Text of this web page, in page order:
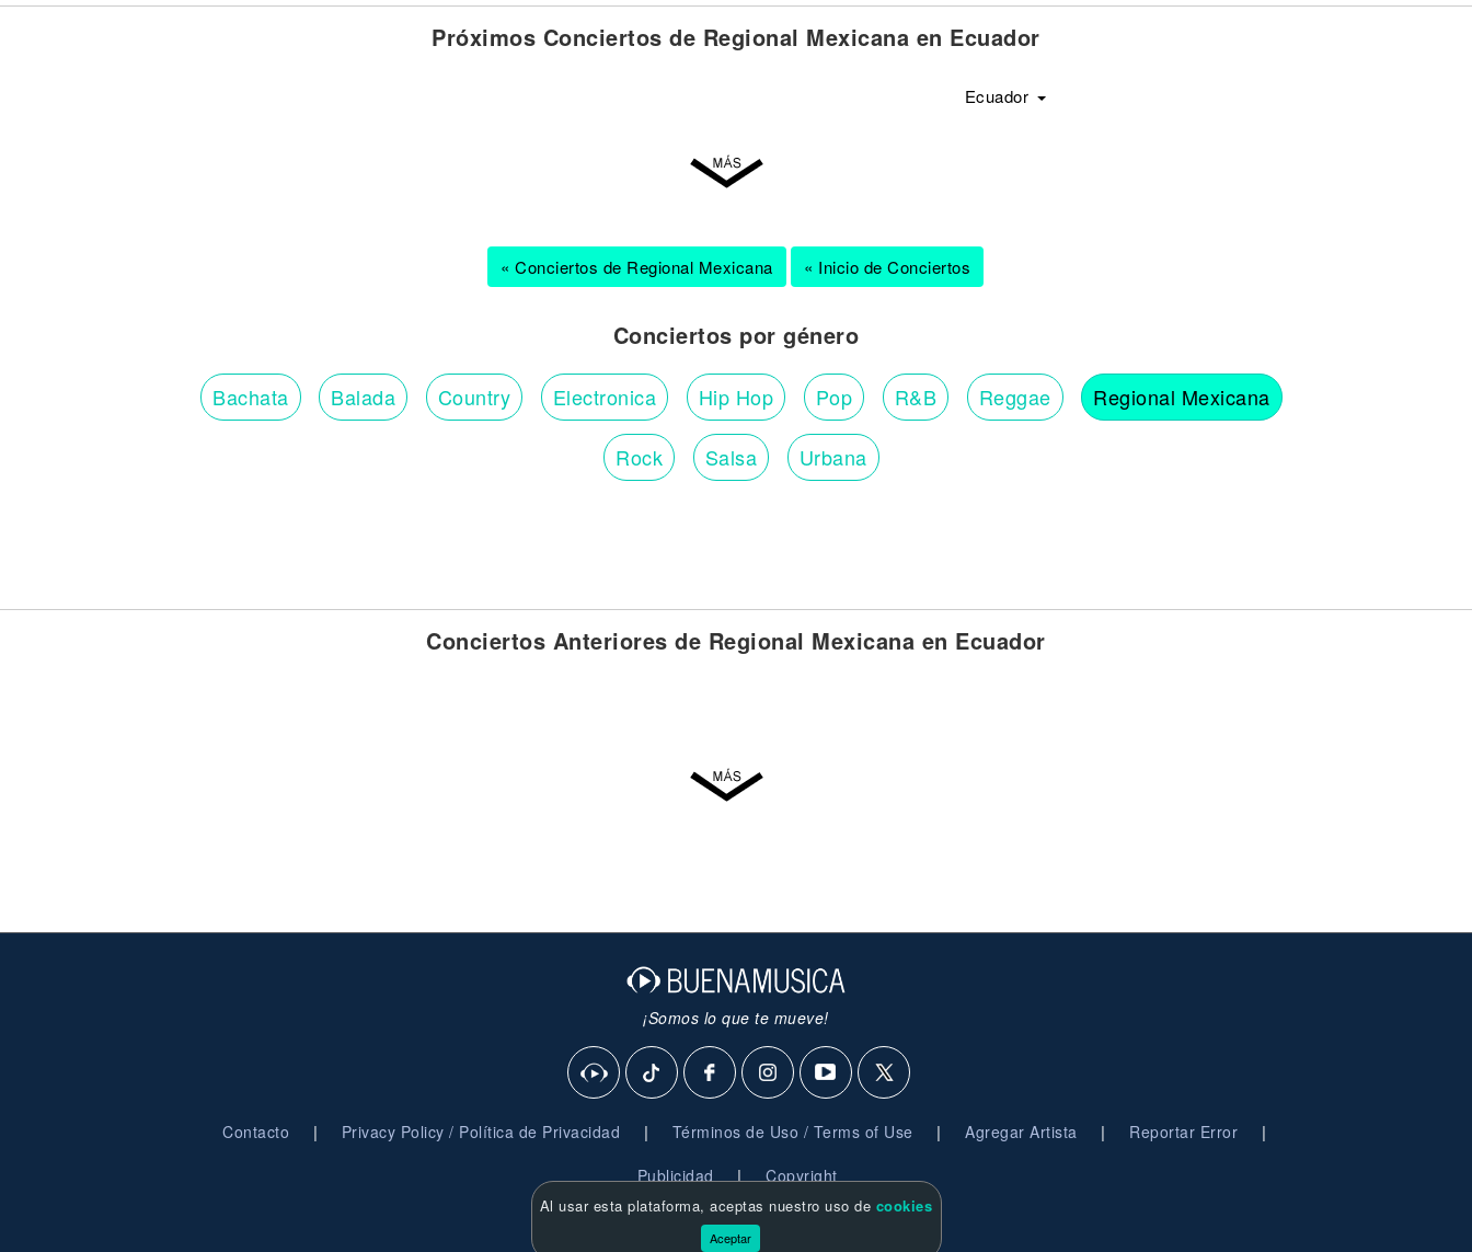
Próximos Conciertos de Regional Mexicana en Ecuador
Ecuador
« Conciertos de Regional Mexicana « Inicio de Conciertos
Conciertos por género
Bachata Balada Country Electronica Hip Hop Pop R&B Reggae Regional Mexicana
Rock Salsa Urbana
Conciertos Anteriores de Regional Mexicana en Ecuador
¡Somos lo que te mueve!
Contacto | Privacy Policy / Política de Privacidad | Términos de Uso / Terms of Use | Agregar Artista | Reportar Error |
Publicidad | Copyright
© 2026 BuenaMusica.com - Derechos Reservados
Al usar esta plataforma, aceptas nuestro uso de cookies
Aceptar